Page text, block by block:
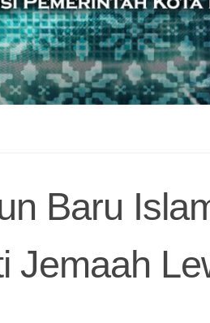
Baru
Jemaah